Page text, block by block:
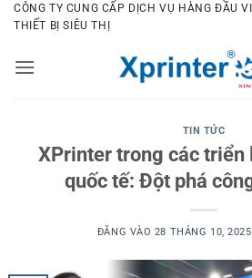
Bỏ
qua
dung
CÔNG TY CUNG CẤP DỊCH VỤ HÀNG ĐẦU
THIẾT BỊ SIÊU THỊ
TIN TỨC
XPrinter trong các triển
quốc tế: Đột phá
ĐĂNG VÀO 28 THÁNG 10, 2025